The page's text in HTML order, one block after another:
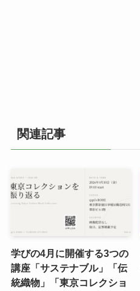
関連記事
学びの4月に開催する3つの
講座「サステナブル」「伝
統織物」「東京コレクショ